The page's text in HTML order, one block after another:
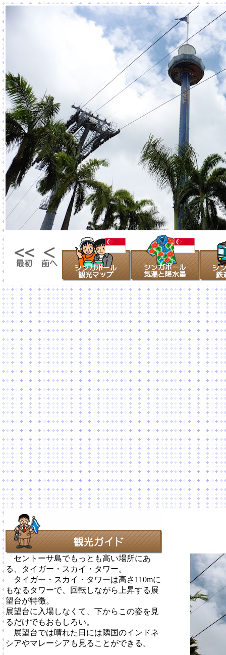
セントーサ島でもっとも高い場所にあ
る、タイガー・スカイ・タワー。
タイガー・スカイ・タワーは高さ110mに
もなるタワーで、回転しながら上昇する展
望台が特徴。
展望台に入場しなくて、下からこの姿を見
るだけでもおもしろい。
展望台では晴れた日には隣国のインドネ
シアやマレーシアも見ることができる。